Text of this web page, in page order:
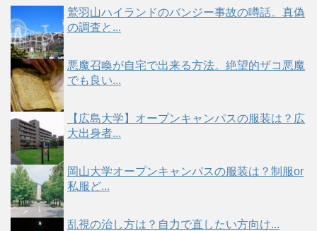
鷲羽山ハイランドのバンジー事故の噂話。真偽
の調査と...
悪魔召喚が自宅で出来る方法。絶望的ザコ悪魔
でも良い...
【広島大学】オープンキャンパスの服装は？広
大出身者...
岡山大学オープンキャンパスの服装は？制服or
私服ど...
乱視の治し方は？自力で直したい方向け...